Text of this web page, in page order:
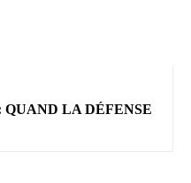
QUAND LA DÉFENSE